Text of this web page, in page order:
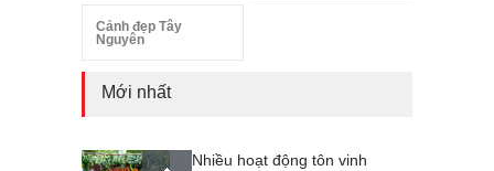
Cảnh đẹp Tây
Nguyên
Mới nhất
Nhiều hoạt động tôn vinh